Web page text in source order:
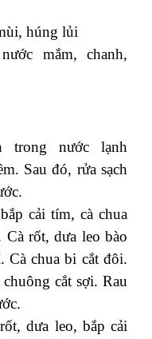
húng lủi
mắm, chanh,
trong nước lạnh
Sau đó, rửa sạch
cải tím, cà chua
rốt, dưa leo bào
Cà chua bi cắt đôi.
cắt sợi. Rau
dưa leo, bắp cải